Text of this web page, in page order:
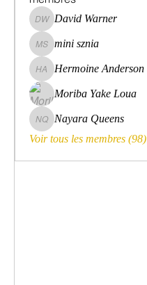
David Warner
David Warner
mini sznia
mini sznia
Hermoine Anderson
Hermoine Anderson
Moriba Yake Loua
Nayara Queens
Nayara Queens
Voir tous les membres (98)